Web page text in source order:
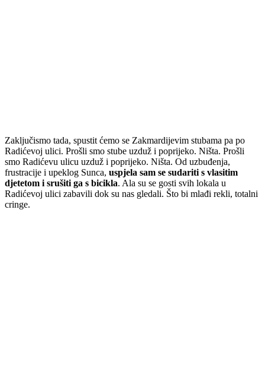
Zaključismo tada, spustit ćemo se Zakmardijevim stubama pa po
Radićevoj ulici. Prošli smo stube uzduž i poprijeko. Ništa. Prošli
smo Radićevu ulicu uzduž i poprijeko. Ništa. Od uzbuđenja,
frustracije i upeklog Sunca, uspjela sam se sudariti s vlasitim
djetetom i srušiti ga s bicikla. Ala su se gosti svih lokala u
Radićevoj ulici zabavili dok su nas gledali. Što bi mlađi rekli, totalni
cringe.